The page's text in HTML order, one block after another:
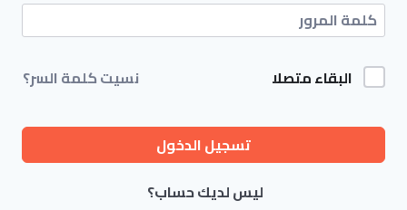
البقاء متصلا نسيت كلمة السر؟
تسجيل الدخول
ليس لديك حساب؟